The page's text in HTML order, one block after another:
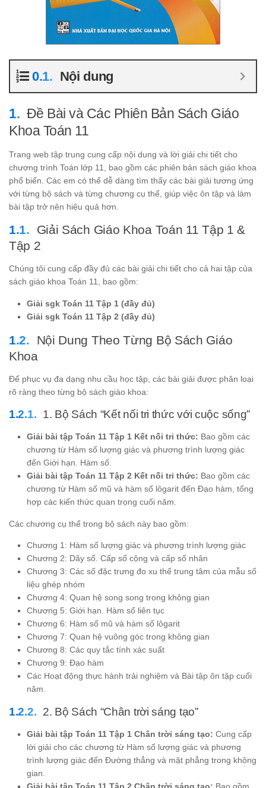
Nội dung
Đề Bài và Các Phiên Bản Sách Giáo
Khoa Toán 11
Trang web tập trung cung cấp nội dung và lời giải chi tiết cho
chương trình Toán lớp 11, bao gồm các phiên bản sách giáo khoa
phổ biến. Các em có thể dễ dàng tìm thấy các bài giải tương ứng
với từng bộ sách và từng chương cụ thể, giúp việc ôn tập và làm
bài tập trở nên hiệu quả hơn.
Giải Sách Giáo Khoa Toán 11 Tập 1 &
Tập 2
Chúng tôi cung cấp đầy đủ các bài giải chi tiết cho cả hai tập của
sách giáo khoa Toán 11, bao gồm:
Giải sgk Toán 11 Tập 1 (đầy đủ)
Giải sgk Toán 11 Tập 2 (đầy đủ)
Nội Dung Theo Từng Bộ Sách Giáo
Khoa
Để phục vụ đa dạng nhu cầu học tập, các bài giải được phân loại
rõ ràng theo từng bộ sách giáo khoa:
1. Bộ Sách “Kết nối tri thức với cuộc sống”
Giải bài tập Toán 11 Tập 1 Kết nối tri thức: Bao gồm các
chương từ Hàm số lượng giác và phương trình lượng giác
đến Giới hạn. Hàm số.
Giải bài tập Toán 11 Tập 2 Kết nối tri thức: Bao gồm các
chương từ Hàm số mũ và hàm số lôgarit đến Đạo hàm, tổng
hợp các kiến thức quan trọng cuối năm.
Các chương cụ thể trong bộ sách này bao gồm:
Chương 1: Hàm số lượng giác và phương trình lượng giác
Chương 2: Dãy số. Cấp số cộng và cấp số nhân
Chương 3: Các số đặc trưng đo xu thế trung tâm của mẫu số
liệu ghép nhóm
Chương 4: Quan hệ song song trong không gian
Chương 5: Giới hạn. Hàm số liên tục
Chương 6: Hàm số mũ và hàm số lôgarit
Chương 7: Quan hệ vuông góc trong không gian
Chương 8: Các quy tắc tính xác suất
Chương 9: Đạo hàm
Các Hoạt động thực hành trải nghiệm và Bài tập ôn tập cuối
năm.
2. Bộ Sách “Chân trời sáng tạo”
Giải bài tập Toán 11 Tập 1 Chân trời sáng tạo: Cung cấp
lời giải cho các chương từ Hàm số lượng giác và phương
trình lượng giác đến Đường thẳng và mặt phẳng trong không
gian.
Giải bài tập Toán 11 Tập 2 Chân trời sáng tạo: Bao gồm